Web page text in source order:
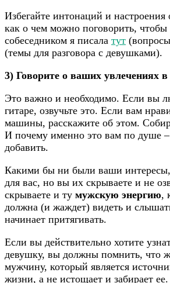
Избегайте интонаций и
как о чем можно поговорить,
собеседником я писала тут
(темы для разговора с девушками).
3) Говорите о ваших увлечениях
Это важно и необходимо. Если вы
гитаре, озвучьте это. Если вам
машины, расскажите об этом.
И почему именно это вам по душе –
добавить.
Какими бы ни были ваши
для вас, но вы их скрываете и не
скрываете и ту мужскую энергию,
должна (и жаждет) видеть и
начинает притягивать.
Если вы действительно хотите
девушку, вы должны помнить, что
мужчину, который является
жизни, а не истощает и забирает ее.